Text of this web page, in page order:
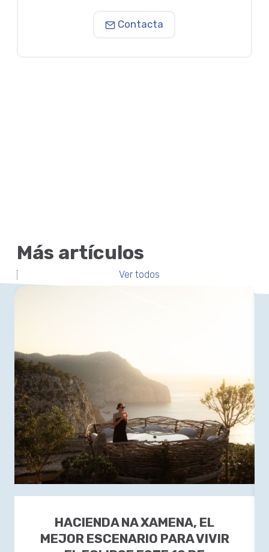
Contacta
Más artículos
Ver todos
HACIENDA NA XAMENA, EL
MEJOR ESCENARIO PARA VIVIR